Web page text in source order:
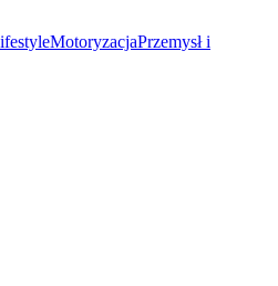
MotoryzacjaPrzemysł i